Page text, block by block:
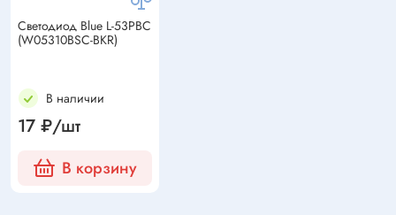
Светодиод Blue L-53PBC
(W05310BSC-BKR)
В наличии
17 ₽/шт
В корзину